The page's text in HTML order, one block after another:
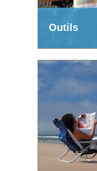
Outils